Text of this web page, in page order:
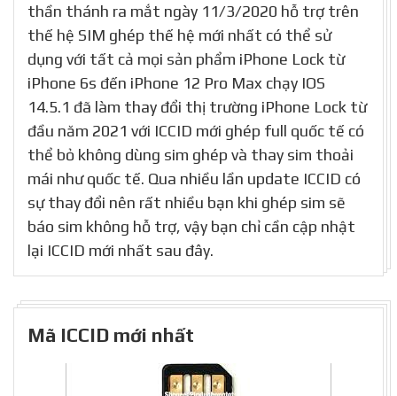
thần thánh ra mắt ngày 11/3/2020 hỗ trợ trên
thế hệ SIM ghép thế hệ mới nhất có thể sử
dụng với tất cả mọi sản phẩm iPhone Lock từ
iPhone 6s đến iPhone 12 Pro Max chạy IOS
14.5.1 đã làm thay đổi thị trường iPhone Lock từ
đầu năm 2021 với ICCID mới ghép full quốc tế có
thể bỏ không dùng sim ghép và thay sim thoải
mái như quốc tế. Qua nhiều lần update ICCID có
sự thay đổi nên rất nhiều bạn khi ghép sim sẽ
báo sim không hỗ trợ, vậy bạn chỉ cần cập nhật
lại ICCID mới nhất sau đây.
Mã ICCID mới nhất